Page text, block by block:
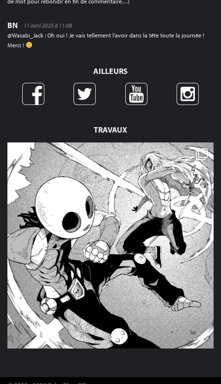
TRAVAUX
BN
11 avril 2025 à 11:08
@Wasabi_Jack : Oh oui ! Je vais tellement l’avoir dans la tête toute la journée !
Merci !
AILLEURS